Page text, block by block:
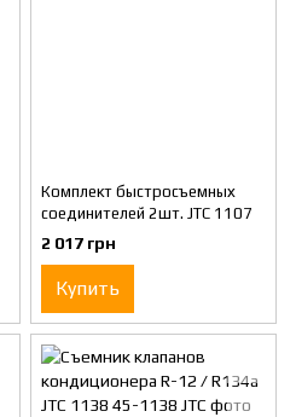
Комплект быстросъемных
соединителей 2шт. JTC 1107
2 017 грн
Купить